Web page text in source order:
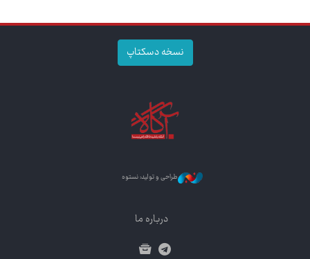
نسخه دسکتاپ
طراحی و تولید: نستوه
درباره ما